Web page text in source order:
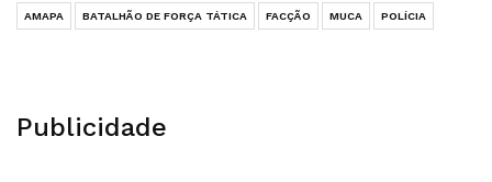
AMAPA BATALHÃO DE FORÇA TÁTICA FACÇÃO MUCA POLÍCIA
Publicidade